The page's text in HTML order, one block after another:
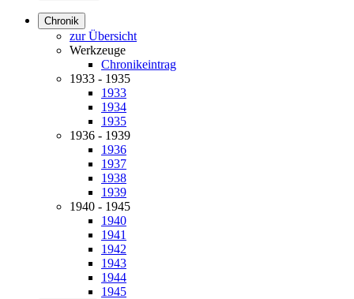
Chronik
zur Übersicht
Werkzeuge
Chronikeintrag
1933 - 1935
1933
1934
1935
1936 - 1939
1936
1937
1938
1939
1940 - 1945
1940
1941
1942
1943
1944
1945